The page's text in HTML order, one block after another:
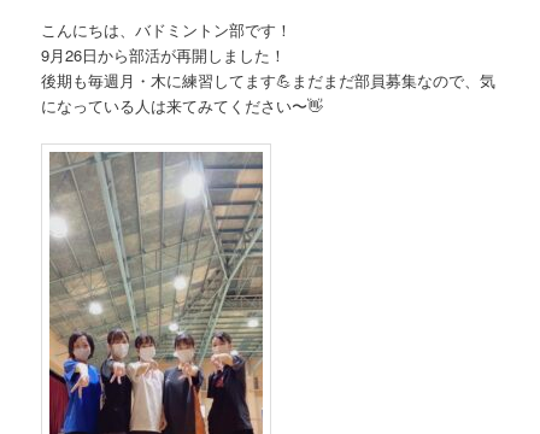
こんにちは、バドミントン部です！
9月26日から部活が再開しました！
後期も毎週月・木に練習してます💪まだまだ部員募集なので、気
になっている人は来てみてください〜👋